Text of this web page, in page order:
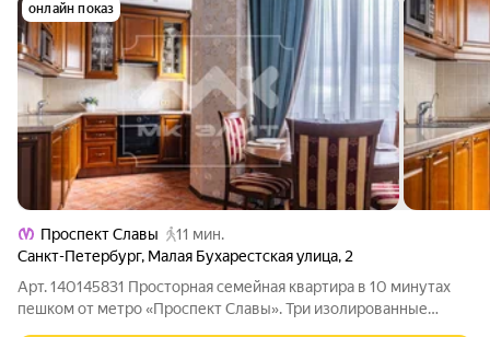
онлайн показ
Проспект Славы
11 мин.
Санкт-Петербург, Малая Бухарестская улица, 2
Арт. 140145831 Просторная семейная квартира в 10 минутах
пешком от метро «Проспект Славы». Три изолированные